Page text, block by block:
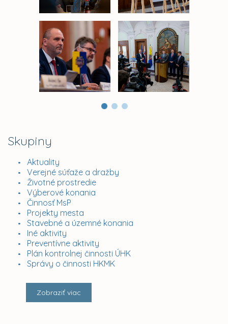
Skupiny
Aktuality
Verejné súťaže a dražby
Životné prostredie
Výberové konania
Činnosť MsP
Projekty mesta
Stavebné a územné konania
Iné aktivity
Preventívne aktivity
Plán kontrolnej činnosti ÚHK
Správy o činnosti HKMK
Zobraziť viac